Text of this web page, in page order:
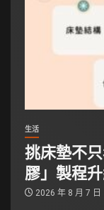
生活
挑床墊不
膠」製程
2026 年 8 月 7 日